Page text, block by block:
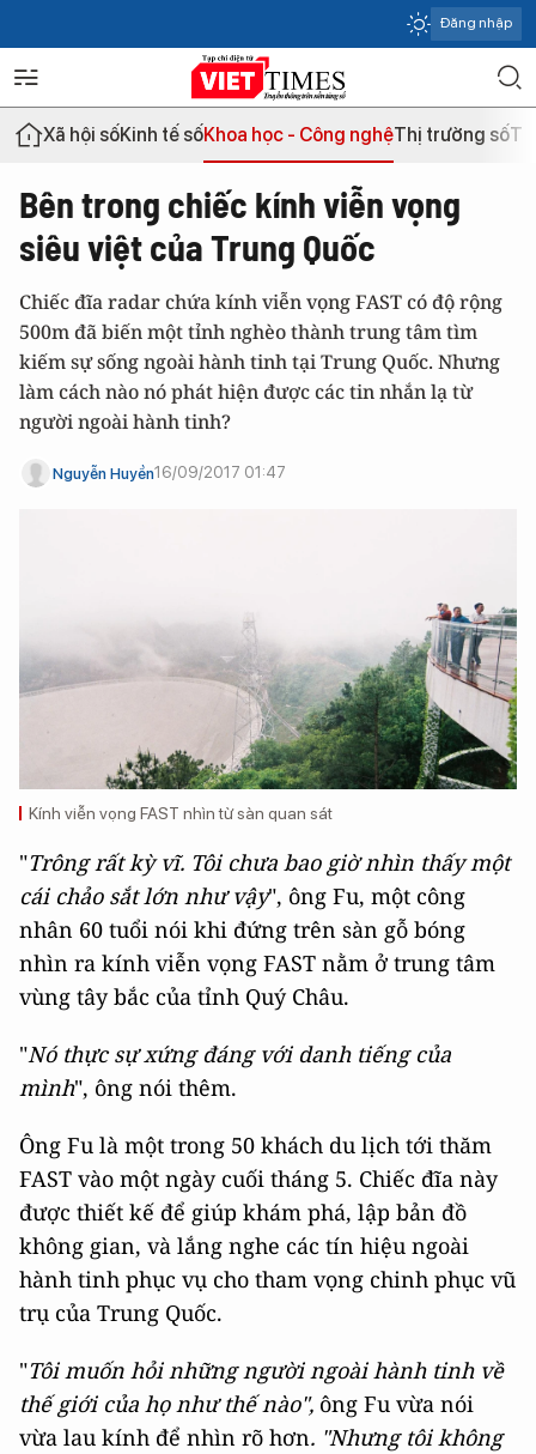
Đăng nhập
Xã hội sốKinh tế sốKhoa học - Công nghệThị trường số
Bên trong chiếc kính viễn vọng
siêu việt của Trung Quốc
Chiếc đĩa radar chứa kính viễn vọng FAST có độ rộng
500m đã biến một tỉnh nghèo thành trung tâm tìm
kiếm sự sống ngoài hành tinh tại Trung Quốc. Nhưng
làm cách nào nó phát hiện được các tin nhắn lạ từ
người ngoài hành tinh?
Nguyễn Huyền16/09/2017 01:47
Kính viễn vọng FAST nhìn từ sàn quan sát
"Trông rất kỳ vĩ. Tôi chưa bao giờ nhìn thấy một
cái chảo sắt lớn như vậy", ông Fu, một công
nhân 60 tuổi nói khi đứng trên sàn gỗ bóng
nhìn ra kính viễn vọng FAST nằm ở trung tâm
vùng tây bắc của tỉnh Quý Châu.
"Nó thực sự xứng đáng với danh tiếng của
mình", ông nói thêm.
Ông Fu là một trong 50 khách du lịch tới thăm
FAST vào một ngày cuối tháng 5. Chiếc đĩa này
được thiết kế để giúp khám phá, lập bản đồ
không gian, và lắng nghe các tín hiệu ngoài
hành tinh phục vụ cho tham vọng chinh phục vũ
trụ của Trung Quốc.
"Tôi muốn hỏi những người ngoài hành tinh về
thế giới của họ như thế nào", ông Fu vừa nói
vừa lau kính để nhìn rõ hơn. "Nhưng tôi không